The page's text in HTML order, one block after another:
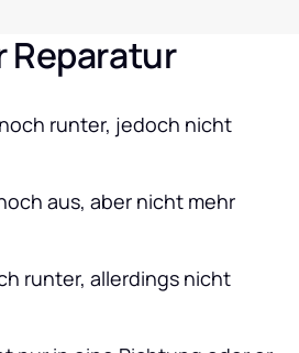
Reparatur
runter, jedoch nicht
aus, aber nicht mehr
runter, allerdings nicht